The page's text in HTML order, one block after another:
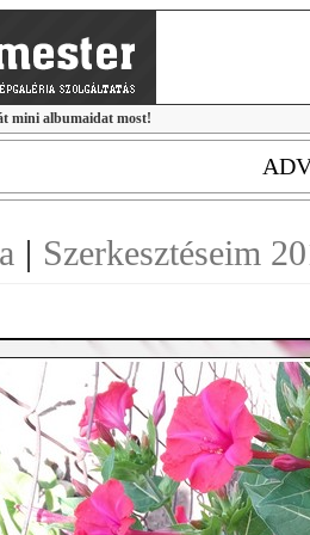
mini albumaidat most!
| Szerkesztéseim